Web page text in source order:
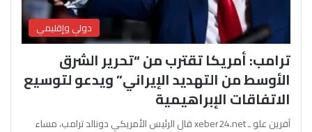
دولي وإقليمي
ترامب: أمريكا تقترب من “تحرير الشرق
الأوسط من التهديد الإيراني” ويدعو لتوسيع
الاتفاقات الإبراهيمية
آفرين علو ـ xeber24.net قال الرئيس الأمريكي دونالد ترامب، مساء